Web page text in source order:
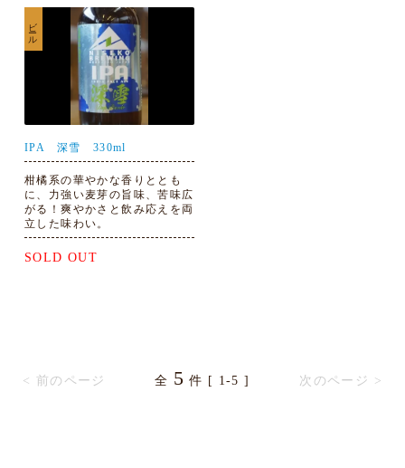
ビール
IPA 深雪 330ml
柑橘系の華やかな香りととも
に、力強い麦芽の旨味、苦味広
がる！爽やかさと飲み応えを両
立した味わい。
SOLD OUT
< 前のページ 次のページ >
全 5 件 [ 1-5 ]